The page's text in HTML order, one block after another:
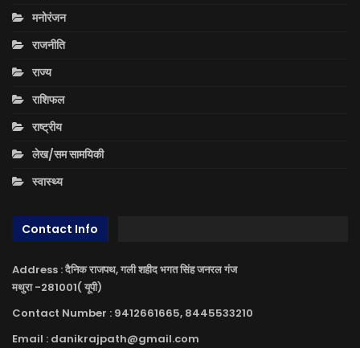
मनोरंजन
राजनीति
राज्य
राशिफल
राष्ट्रीय
लेख/सम सामयिकी
स्वास्थ्य
Contact Info
Address : दैनिक राजपथ, गली शहीद भगत सिंह जनरल गंज
मथुरा -281001( यूपी)
Contact Number : 9412661665, 8445533210
Email : danikrajpath@gmail.com